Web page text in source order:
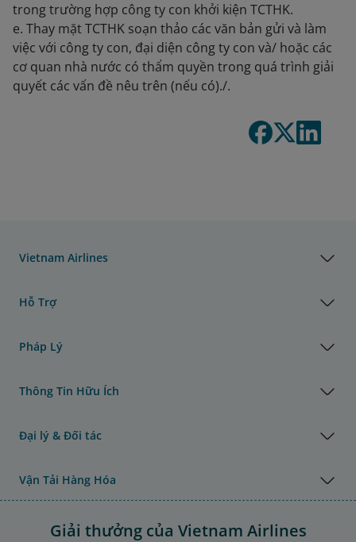
trong trường hợp công ty con khởi kiện TCTHK.
e. Thay mặt TCTHK soạn thảo các văn bản gửi và làm
việc với công ty con, đại diện công ty con và/ hoặc các
cơ quan nhà nước có thẩm quyền trong quá trình giải
quyết các vấn đề nêu trên (nếu có)./.
Vietnam Airlines
Hỗ Trợ
Pháp Lý
Thông Tin Hữu Ích
Đại lý & Đối tác
Vận Tải Hàng Hóa
Giải thưởng của Vietnam Airlines